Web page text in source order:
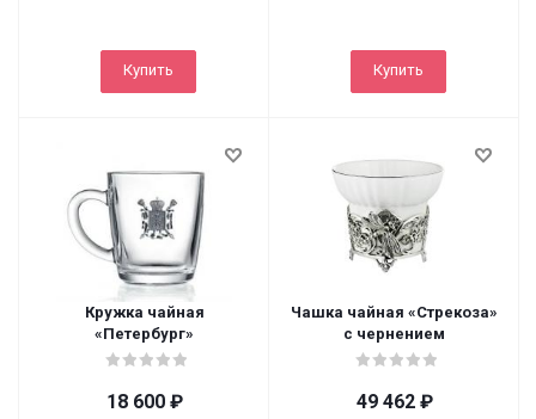
Купить Купить
Кружка чайная
«Петербург»
18 600₽
Чашка чайная «Стрекоза»
с чернением
49 462₽